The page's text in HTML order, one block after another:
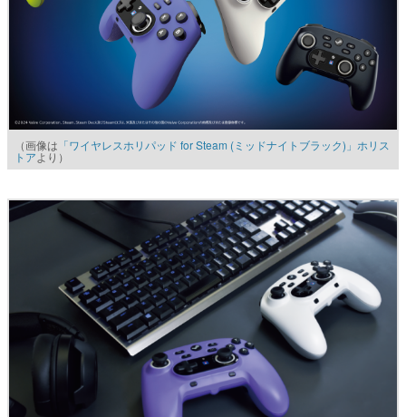
（画像は 「ワイヤレスホリパッド for Steam (ミッドナイトブラック)」ホリス
トアより）